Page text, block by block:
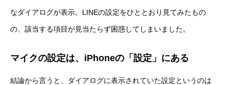
なダイアログが表示。LINEの設定をひととおり見てみたもの
の、該当する項目が見当たらず困惑してしまいました。
マイクの設定は、iPhoneの「設定」にある
結論から言うと、ダイアログに表示されていた設定というのは